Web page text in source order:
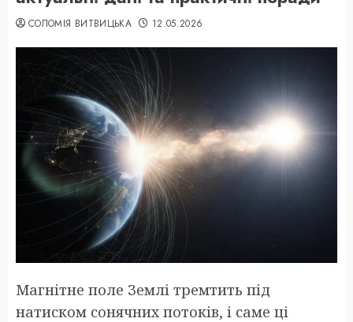
СОЛОМІЯ ВИТВИЦЬКА 12.05.2026
Магнітне поле Землі тремтить під
натиском сонячних потоків, і саме ці